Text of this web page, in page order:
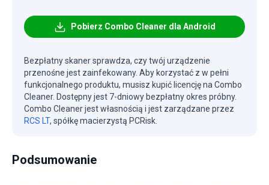
Pobierz Combo Cleaner dla Android
Bezpłatny skaner sprawdza, czy twój urządzenie
przenośne jest zainfekowany. Aby korzystać z w pełni
funkcjonalnego produktu, musisz kupić licencję na Combo
Cleaner. Dostępny jest 7-dniowy bezpłatny okres próbny.
Combo Cleaner jest własnością i jest zarządzane przez
RCS LT, spółkę macierzystą PCRisk.
Podsumowanie